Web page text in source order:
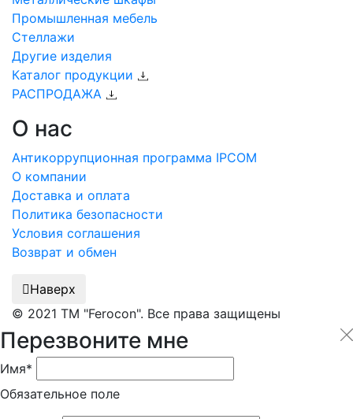
Промышленная мебель
Стеллажи
Другие изделия
Каталог продукции
РАСПРОДАЖА
О нас
Антикоррупционная программа IPCOM
О компании
Доставка и оплата
Политика безопасности
Условия соглашения
Возврат и обмен
Наверх
© 2021 ТМ "Ferocon". Все права защищены
Перезвоните мне
Имя*
Обязательное поле